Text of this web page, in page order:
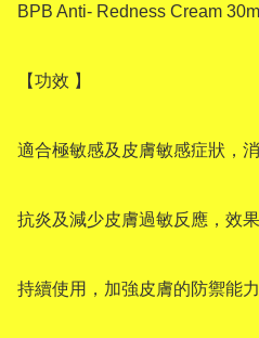
BPB Anti- Redness Cream 30ml
【功效 】
適合極敏感及皮膚敏感症狀，
抗炎及減少皮膚過敏反應，效
持續使用，加強皮膚的防禦能力